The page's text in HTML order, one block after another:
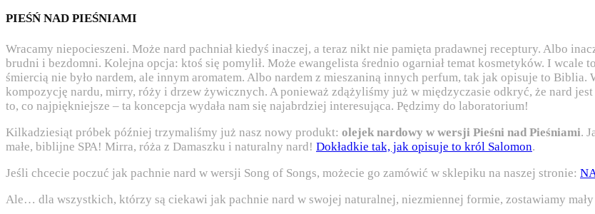
PIEŚŃ NAD PIEŚNIAMI
Wracamy niepocieszeni. Może nard pachniał kiedyś inaczej, a teraz nikt nie pamięta pradawnej receptury. Albo
brudni i bezdomni. Kolejna opcja: ktoś się pomylił. Może ewangelista średnio ogarniał temat kosmetyków. I wcale
śmiercią nie było nardem, ale innym aromatem. Albo nardem z mieszaniną innych perfum, tak jak opisuje to
kompozycję nardu, mirry, róży i drzew żywicznych. A ponieważ zdążyliśmy już w międzyczasie odkryć, że nard
to, co najpiękniejsze – ta koncepcja wydała nam się najabrdziej interesująca. Pędzimy do laboratorium!
Kilkadziesiąt próbek później trzymaliśmy już nasz nowy produkt: olejek nardowy w wersji Pieśni nad Pieśniami.
małe, biblijne SPA! Mirra, róża z Damaszku i naturalny nard! Dokładkie tak, jak opisuje to król Salomon.
Jeśli chcecie poczuć jak pachnie nard w wersji Song of Songs, możecie go zamówić w sklepiku na naszej stronie:
Ale… dla wszystkich, którzy są ciekawi jak pachnie nard w swojej naturalnej, niezmiennej formie, zostawiamy